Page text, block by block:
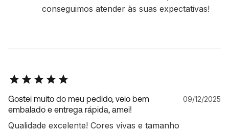
conseguimos atender às suas expectativas!
Gostei muito do meu pedido, veio bem
embalado e entrega rápida, amei!
Qualidade excelente! Cores vivas e tamanho
09/12/2025